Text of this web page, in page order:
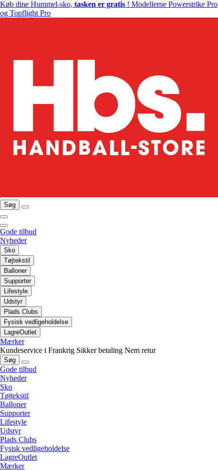
Køb dine Hummel-sko, tasken er gratis ! Modellerne Powerstrike Pro
og Topflight Pro
Søg
Gode tilbud
Nyheder
Sko
Tøjtekstil
Balloner
Supporter
Lifestyle
Udstyr
Plads Clubs
Fysisk vedligeholdelse
LagreOutlet
Mærker
Kundeservice i Frankrig Sikker betaling Nem retur
Søg
Gode tilbud
Nyheder
Sko
Tøjtekstil
Balloner
Supporter
Lifestyle
Udstyr
Plads Clubs
Fysisk vedligeholdelse
LagreOutlet
Mærker